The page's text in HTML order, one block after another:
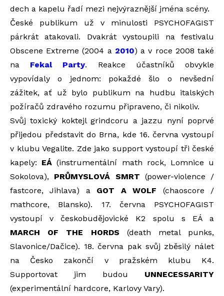
dech a kapelu řadí mezi nejvýraznější jména scény.
České publikum už v minulosti PSYCHOFAGIST
párkrát atakovali. Dvakrát vystoupili na festivalu
Obscene Extreme (2004 a 2010) a v roce 2008 také
na Fekal Party. Reakce účastníků obvykle
vypovídaly o jednom: pokaždé šlo o nevšední
zážitek, ať už bylo publikum na hudbu italských
požíračů zdravého rozumu připraveno, či nikoliv.
Svůj toxický koktejl grindcoru a jazzu nyní poprvé
přijedou představit do Brna, kde 16. června vystoupí
v klubu Vegalite. Zde jako support vystoupí tři české
kapely: EÁ (instrumentální math rock, Lomnice u
Sokolova), PRŮMYSLOVÁ SMRT (power-violence /
fastcore, Jihlava) a GOT A WOLF (chaoscore /
mathcore, Blansko). 17. června PSYCHOFAGIST
vystoupí v českobudějovické K2 spolu s EÁ a
MARCH OF THE HORDS (death metal punks,
Slavonice/Dačice). 18. června pak svůj zběsilý nálet
na Česko zakončí v pražském klubu K4.
Supportovat jim budou UNNECESSARITY
(experimentální hardcore, Karlovy Vary).